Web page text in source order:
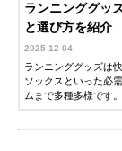
ランニンググッ
と選び方を紹介
2025-12-04
ランニンググッズは
ソックスといった必
ムまで多種多様です